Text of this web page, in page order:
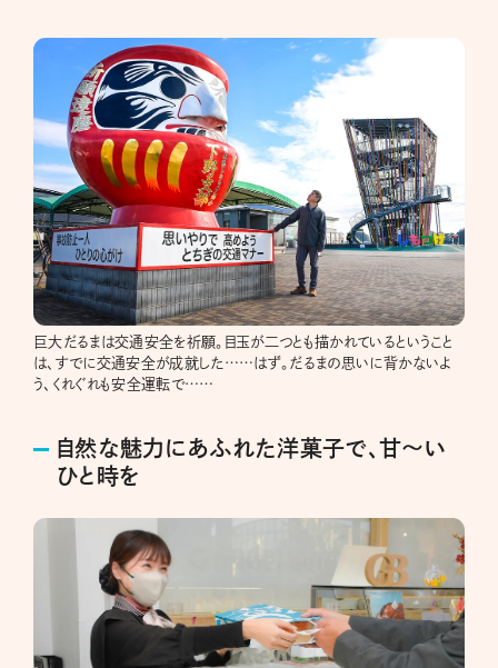
巨大だるまは交通安全を祈願。目玉が二つとも描かれているということ
は、すでに交通安全が成就した……はず。だるまの思いに背かないよ
う、くれぐれも安全運転で……
自然な魅力にあふれた洋菓子で、甘〜い
ひと時を